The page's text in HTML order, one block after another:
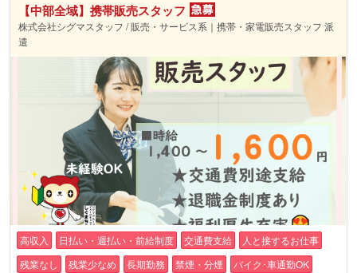
【中部全域】携帯販売スタッフ
株式会社シグマスタッフ / 販売・サービス系｜携帯・家電販売スタッフ 派
遣
高収入 日払い・週払い・前給制度 交通費支給
人と接するお仕事
残業なし
残業少なめ 長期勤務 禁煙・分煙
バイク･車通勤OK